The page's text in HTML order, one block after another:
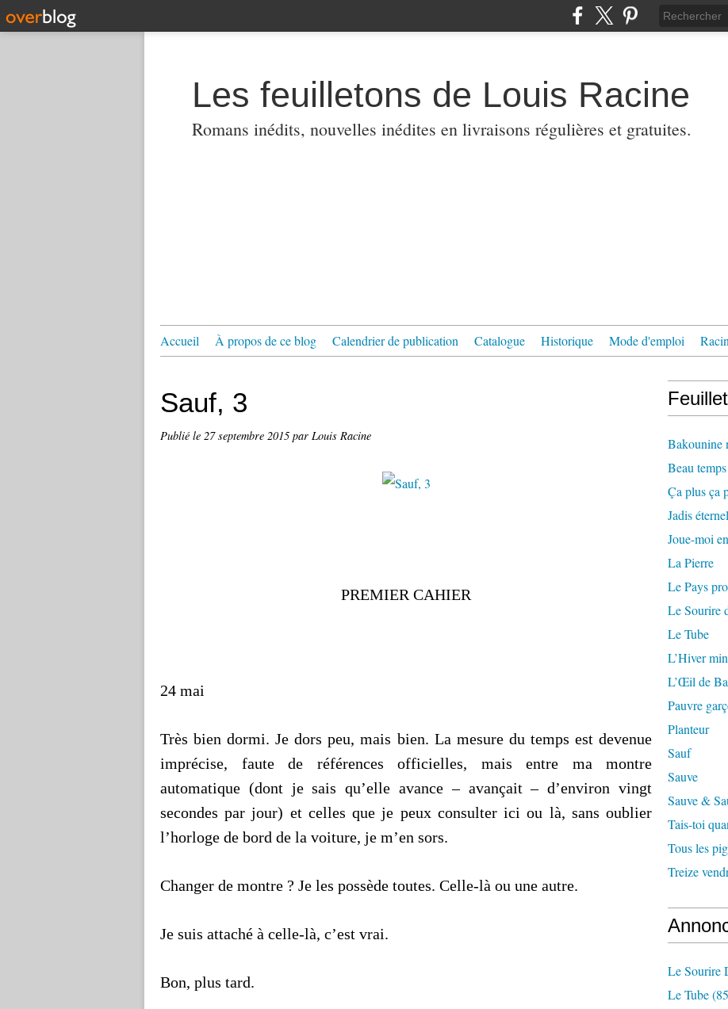
Les feuilletons de Louis Racine
Romans inédits, nouvelles inédites en livraisons régulières et gratuites.
Accueil À propos de ce blog Calendrier de publication Catalogue Historique Mode d'emploi
Sauf, 3
Publié le 27 septembre 2015 par Louis Racine
PREMIER CAHIER
24 mai
Très bien dormi. Je dors peu, mais bien. La mesure du temps est devenue
imprécise, faute de références officielles, mais entre ma montre
automatique (dont je sais qu’elle avance – avançait – d’environ vingt
secondes par jour) et celles que je peux consulter ici ou là, sans oublier
l’horloge de bord de la voiture, je m’en sors.
Changer de montre ? Je les possède toutes. Celle-là ou une autre.
Je suis attaché à celle-là, c’est vrai.
Bon, plus tard.
Bakounine
Beau
Ça plus ça
Jadis éternel
Joue-moi
La Pierre
Le Pays
Le Sourire
Le Tube
L’Hiver
L’Œil de
Pauvre
Planteur
Sauf
Sauve
Sauve &
Tais-toi
Tous les
Treize
Le Sourire
Le Tube